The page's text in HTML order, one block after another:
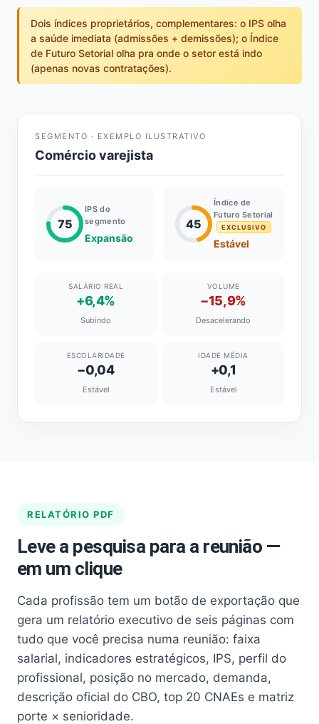
Dois índices proprietários, complementares: o IPS olha
a saúde imediata (admissões + demissões); o Índice
de Futuro Setorial olha pra onde o setor está indo
(apenas novas contratações).
SEGMENTO · EXEMPLO ILUSTRATIVO
Comércio varejista
75
IPS do
segmento
Expansão
45
Índice de
Futuro Setorial
EXCLUSIVO
Estável
SALÁRIO REAL
+6,4%
Subindo
VOLUME
−15,9%
Desacelerando
ESCOLARIDADE
−0,04
Estável
IDADE MÉDIA
+0,1
Estável
RELATÓRIO PDF
Leve a pesquisa para a reunião —
em um clique
Cada profissão tem um botão de exportação que
gera um relatório executivo de seis páginas com
tudo que você precisa numa reunião: faixa
salarial, indicadores estratégicos, IPS, perfil do
profissional, posição no mercado, demanda,
descrição oficial do CBO, top 20 CNAEs e matriz
porte × senioridade.